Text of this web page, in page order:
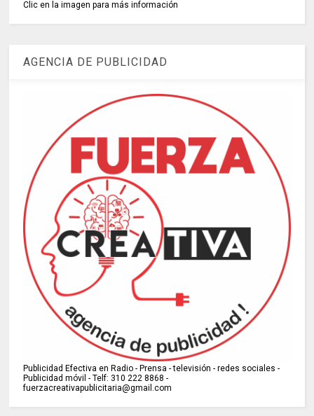
Clic en la imagen para más información
AGENCIA DE PUBLICIDAD
Publicidad Efectiva en Radio - Prensa - televisión - redes sociales -
Publicidad móvil - Telf: 310 222 8868 -
fuerzacreativapublicitaria@gmail.com